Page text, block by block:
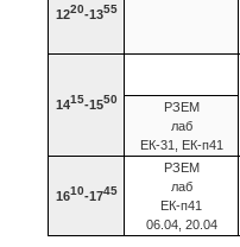
1220-1355
1415-1550
РЗЕМ
лаб
ЕК-31, ЕК-п41
1610-1745
РЗЕМ
лаб
ЕК-п41
06.04, 20.04